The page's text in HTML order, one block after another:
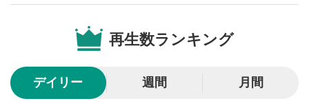
再生/一時停止
動画を再生または一時停止します。
10秒戻し/10秒送り
10秒、動画を巻き戻し/早送りします。
シークバー
再生数ランキング
デイリー 週間 月間